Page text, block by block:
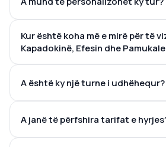
Kur është koha më e mirë për të
Kapadokinë, Efesin dhe
A është ky një turne i udhëhequr?
A janë të përfshira tarifat e